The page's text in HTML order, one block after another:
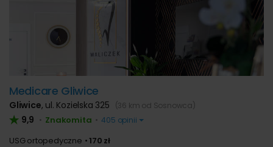
Medicare Gliwice
Gliwice, ul. Kozielska 325 (36 km od Sosnowca)
9,9 • Znakomita • 405 opinii
USG ortopedyczne
170 zł